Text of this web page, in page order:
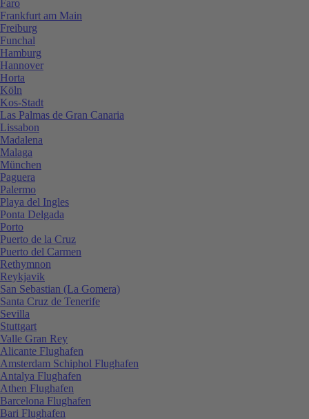
Faro
Frankfurt am Main
Freiburg
Funchal
Hamburg
Hannover
Horta
Köln
Kos-Stadt
Las Palmas de Gran Canaria
Lissabon
Madalena
Malaga
München
Paguera
Palermo
Playa del Ingles
Ponta Delgada
Porto
Puerto de la Cruz
Puerto del Carmen
Rethymnon
Reykjavik
San Sebastian (La Gomera)
Santa Cruz de Tenerife
Sevilla
Stuttgart
Valle Gran Rey
Alicante Flughafen
Amsterdam Schiphol Flughafen
Antalya Flughafen
Athen Flughafen
Barcelona Flughafen
Bari Flughafen